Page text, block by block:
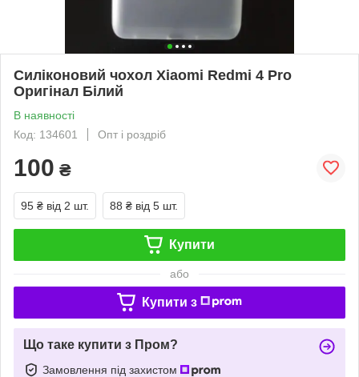
Силіконовий чохол Xiaomi Redmi 4 Pro
Оригінал Білий
В наявності
Код: 134601
Опт і роздріб
100 ₴
95 ₴ від 2 шт. 88 ₴ від 5 шт.
Купити
або
Купити з
Що таке купити з Пром?
Замовлення під захистом